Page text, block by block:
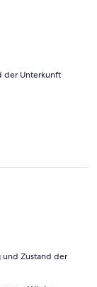
der Unterkunft
und Zustand der